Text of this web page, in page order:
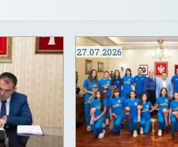
27.07.2026